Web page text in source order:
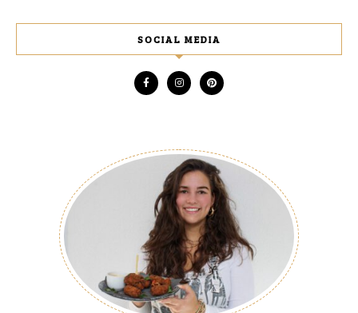
SOCIAL MEDIA